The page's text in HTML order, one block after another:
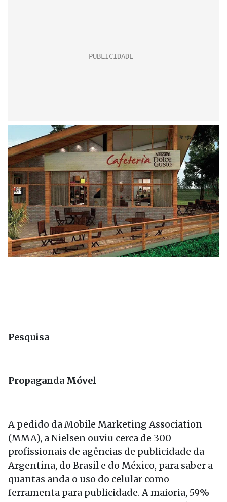
Pesquisa
Propaganda Móvel
A pedido da Mobile Marketing Association
(MMA), a Nielsen ouviu cerca de 300
profissionais de agências de publicidade da
Argentina, do Brasil e do México, para saber a
quantas anda o uso do celular como
ferramenta para publicidade. A maioria, 59%